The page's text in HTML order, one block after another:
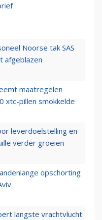
Noorse tak SAS
afgeblazen
maatregelen
xtc-pillen smokkelde
leverdoelstelling en
verder groeien
opschorting
langste vrachtvlucht